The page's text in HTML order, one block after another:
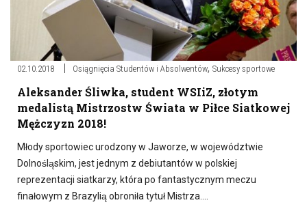
02.10.2018 Osiągnięcia Studentów i Absolwentów, Sukcesy sportowe
Aleksander Śliwka, student WSIiZ, złotym
medalistą Mistrzostw Świata w Piłce Siatkowej
Mężczyzn 2018!
Młody sportowiec urodzony w Jaworze, w województwie
Dolnośląskim, jest jednym z debiutantów w polskiej
reprezentacji siatkarzy, która po fantastycznym meczu
finałowym z Brazylią obroniła tytuł Mistrza….